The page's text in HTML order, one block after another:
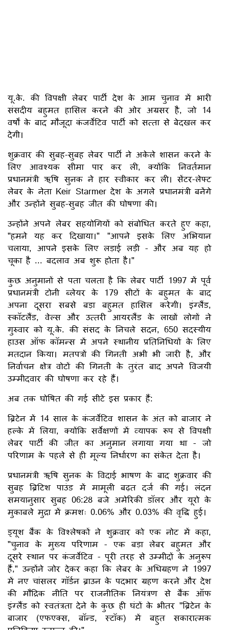
यू.के. की विपक्षी लेबर पार्टी देश के आम चुनाव में भारी
संसदीय बहुमत हासिल करने की ओर अग्रसर है, जो 14
वर्षों के बाद मौजूदा कंजर्वेटिव पार्टी को सत्ता से बेदखल कर
देगी।
शुक्रवार की सुबह-सुबह लेबर पार्टी ने अकेले शासन करने के
लिए आवश्यक सीमा पार कर ली, क्योंकि निवर्तमान
प्रधानमंत्री ऋषि सुनक ने हार स्वीकार कर ली। सेंटर-लेफ्ट
लेबर के नेता Keir Starmer देश के अगले प्रधानमंत्री बनेंगे
और उन्होंने सुबह-सुबह जीत की घोषणा की।
उन्होंने अपने लेबर सहयोगियों को संबोधित करते हुए कहा,
"हमने यह कर दिखाया।" "आपने इसके लिए अभियान
चलाया, आपने इसके लिए लड़ाई लड़ी - और अब यह हो
चूका है ... बदलाव अब शुरू होता है।"
कुछ अनुमानों से पता चलता है कि लेबर पार्टी 1997 में पूर्व
प्रधानमंत्री टोनी ब्लेयर के 179 सीटों के बहुमत के बाद
अपना दूसरा सबसे बड़ा बहुमत हासिल करेगी। इंग्लैंड,
स्कॉटलैंड, वेल्स और उत्तरी आयरलैंड के लाखों लोगों ने
गुरुवार को यू.के. की संसद के निचले सदन, 650 सदस्यीय
हाउस ऑफ कॉमन्स में अपने स्थानीय प्रतिनिधियों के लिए
मतदान किया। मतपत्रों की गिनती अभी भी जारी है, और
निर्वाचन क्षेत्र वोटों की गिनती के तुरंत बाद अपने विजयी
उम्मीदवार की घोषणा कर रहे हैं।
अब तक घोषित की गई सीटें इस प्रकार हैं:
ब्रिटेन में 14 साल के कंजर्वेटिव शासन के अंत को बाजार ने
हल्के में लिया, क्योंकि सर्वेक्षणों में व्यापक रूप से विपक्षी
लेबर पार्टी की जीत का अनुमान लगाया गया था - जो
परिणाम के पहले से ही मूल्य निर्धारण का संकेत देता है।
प्रधानमंत्री ऋषि सुनक के विदाई भाषण के बाद शुक्रवार की
सुबह ब्रिटिश पाउंड में मामूली बढ़त दर्ज की गई। लंदन
समयानुसार सुबह 06:28 बजे अमेरिकी डॉलर और यूरो के
मुकाबले मुद्रा में क्रमशः 0.06% और 0.03% की वृद्धि हुई।
ड्यूश बैंक के विश्लेषकों ने शुक्रवार को एक नोट में कहा,
"चुनाव के मुख्य परिणाम - एक बड़ा लेबर बहुमत और
दूसरे स्थान पर कंजर्वेटिव - पूरी तरह से उम्मीदों के अनुरूप
हैं," उन्होंने जोर देकर कहा कि लेबर के अधिग्रहण ने 1997
में नए चांसलर गॉर्डन ब्राउन के पदभार ग्रहण करने और देश
की मौद्रिक नीति पर राजनीतिक नियंत्रण से बैंक ऑफ
इंग्लैंड को स्वतंत्रता देने के कुछ ही घंटों के भीतर "ब्रिटेन के
बाजार (एफएक्स, बॉन्ड, स्टॉक) में बहुत सकारात्मक